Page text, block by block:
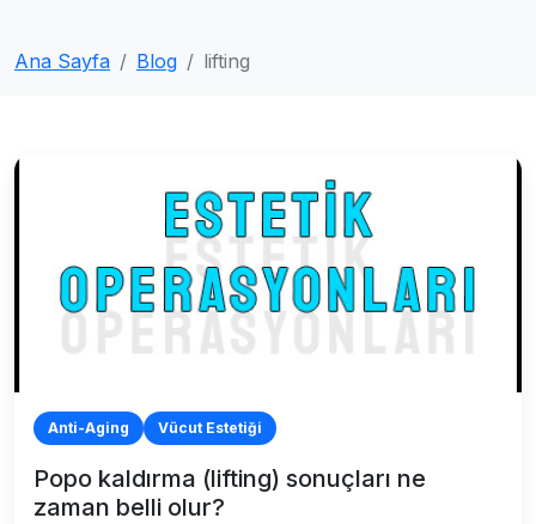
Ana Sayfa Blog lifting
Anti-Aging Vücut Estetiği
Popo kaldırma (lifting) sonuçları ne
zaman belli olur?